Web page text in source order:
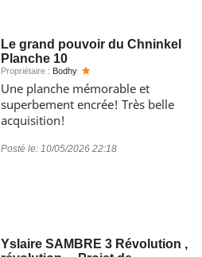
Le grand pouvoir du Chninkel
Planche 10
Propriétaire : Bodhy
Une planche mémorable et
superbement encrée! Très belle
acquisition!
Posté le: 10/05/2026 22:18
Yslaire SAMBRE 3 Révolution ,